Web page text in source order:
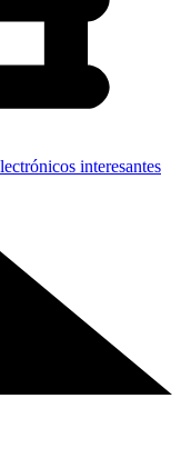
interesantes